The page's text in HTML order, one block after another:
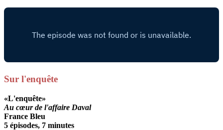
Sur l'enquête
«L'enquête»
Au cœur de l'affaire Daval
France Bleu
5 épisodes, 7 minutes